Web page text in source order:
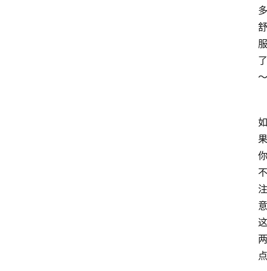
多
舒
服
了
～
如
果
你
不
注
意
这
两
点